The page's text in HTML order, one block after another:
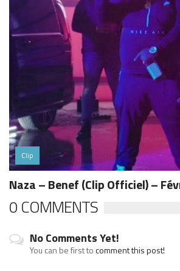
Clip
Naza – Benef (Clip Officiel) –
0 COMMENTS
No Comments Yet!
You can be first tocomment this post!